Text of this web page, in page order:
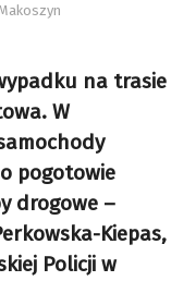
na trasie
W
pogotowie
drogowe –
Kiepas,
Policji w